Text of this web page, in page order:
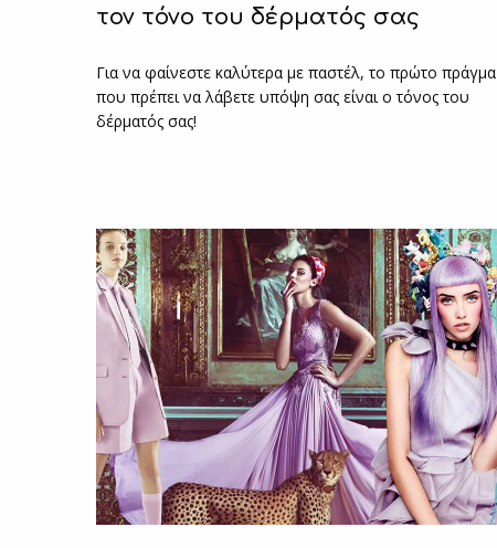
τον τόνο του δέρματός σας
Για να φαίνεστε καλύτερα με παστέλ, το πρώτο πράγμα
που πρέπει να λάβετε υπόψη σας είναι ο τόνος του
δέρματός σας!